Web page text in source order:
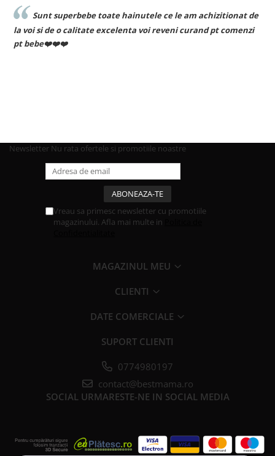
Sunt superbebe toate hainutele ce le am achizitionat de
la voi si de o calitate excelenta voi reveni curand pt comenzi
pt bebe❤️❤️❤️
Newsletter Nu rata ofertele si promotiile noastre
Vreau sa primesc newsletter cu promotiile
magazinului. Afla mai multe in
MAGAZINUL MEU
CLIENTI
DATE COMERCIALE
SUPORT CLIENTI
0774980197
contact@bestmama.ro
SOCIAL URMARESTE-NE IN SOCIAL MEDIA